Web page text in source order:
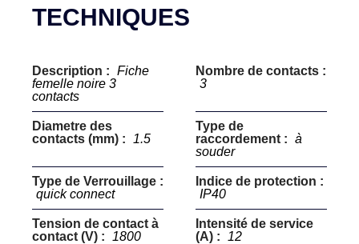
TECHNIQUES
Description : Fiche
femelle noire 3
contacts
Nombre de contacts :
3
Diametre des
contacts (mm) :
1.5
Type de
raccordement : à
souder
Type de Verrouillage :
quick connect
Indice de protection :
IP40
Tension de contact à
contact (V) :
1800
Intensité de service
(A) :
12